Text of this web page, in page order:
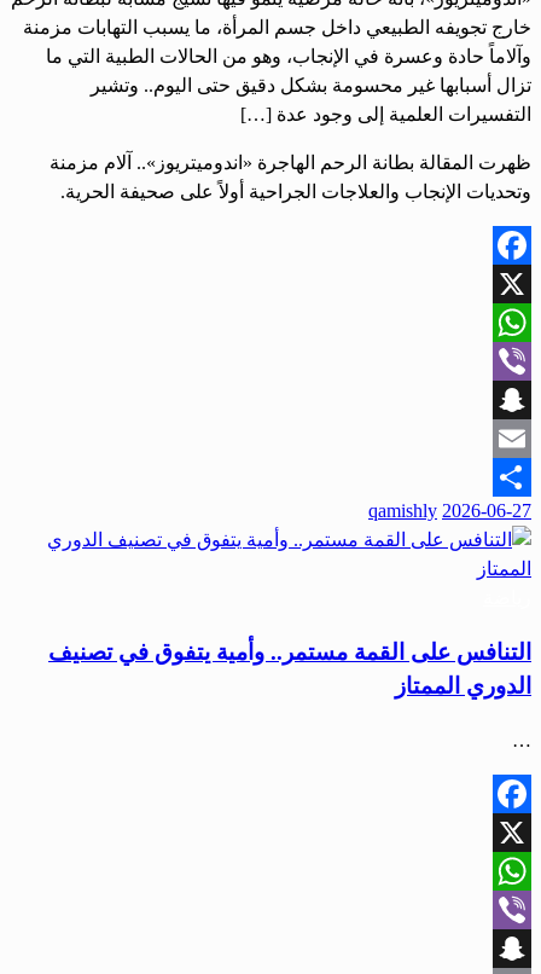
خارج تجويفه الطبيعي داخل جسم المرأة، ما يسبب التهابات مزمنة
وآلاماً حادة وعسرة في الإنجاب، وهو من الحالات الطبية التي ما
تزال أسبابها غير محسومة بشكل دقيق حتى اليوم.. وتشير
التفسيرات العلمية إلى وجود عدة […]
ظهرت المقالة بطانة الرحم الهاجرة «اندوميتريوز».. آلام مزمنة
وتحديات الإنجاب والعلاجات الجراحية أولاً على صحيفة الحرية.
Facebook
X
WhatsApp
Viber
Snapchat
Email
Share
2026-06-27
qamishly
التنافس على القمة مستمر.. وأمية يتفوق في تصنيف
الدوري الممتاز
…
Facebook
X
WhatsApp
Viber